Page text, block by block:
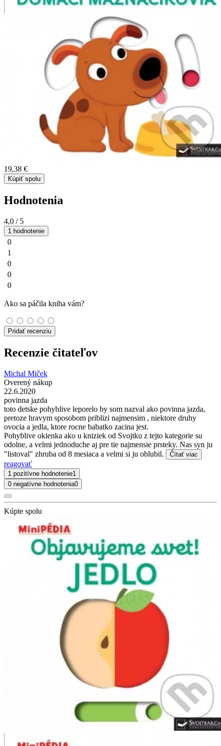
19,38 €
Kúpiť spolu
Hodnotenia
4,0 / 5
1 hodnotenie
0
1
0
0
0
Ako sa páčila kniha vám?
Pridať recenziu
Recenzie čitateľov
Michal Miček
Overený nákup
22.6.2020
povinna jazda
toto detske pohyblive leporelo by som nazval ako povinna jazda,
pretoze hravym sposobom priblizi najmensim , niektore druhy
ovocia a jedla, ktore rocne babatko zacina jest.
Pohyblive okienka ako u kniziek od Svojtku z tejto kategorie su
odolne, a velmi jednoduche aj pre tie najmensie prsteky. Nas syn ju
"listoval" zhruba od 8 mesiaca a velmi si ju oblubil.
Čítať viac
reagovať
1 pozitívne hodnotenie1
0 negatívne hodnotenia0
Kúpte spolu